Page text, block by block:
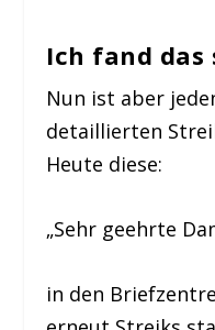
Ich fand das
Nun ist aber
detaillierten
Heute diese:
„Sehr geehrte
in den